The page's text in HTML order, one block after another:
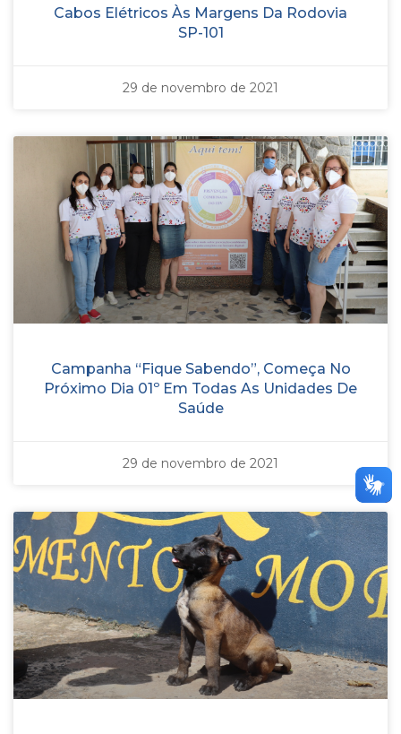
Cabos Elétricos Às Margens Da Rodovia
SP-101
29 de novembro de 2021
Campanha “Fique Sabendo”, Começa No
Próximo Dia 01º Em Todas As Unidades De
Saúde
29 de novembro de 2021